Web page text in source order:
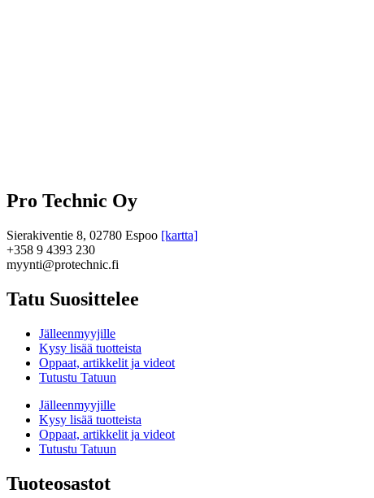
Pro Technic Oy
Sierakiventie 8, 02780 Espoo [kartta]
+358 9 4393 230
myynti@protechnic.fi
Tatu Suosittelee
Jälleenmyyjille
Kysy lisää tuotteista
Oppaat, artikkelit ja videot
Tutustu Tatuun
Jälleenmyyjille
Kysy lisää tuotteista
Oppaat, artikkelit ja videot
Tutustu Tatuun
Tuoteosastot